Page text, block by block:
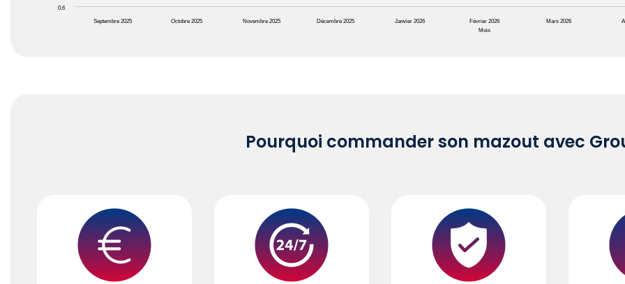
Mois
Septembre 2025 Octobre 2025 Novembre 2025 Décembre 2025 Janvier 2026 Février 2026 Mars 2026
0.6
Pourquoi commander son mazout avec